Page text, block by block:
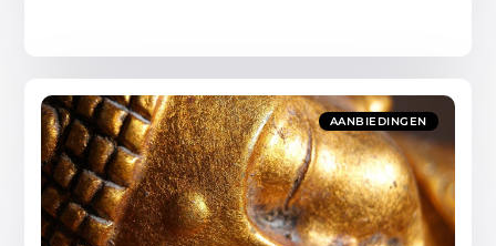
AANBIEDINGEN